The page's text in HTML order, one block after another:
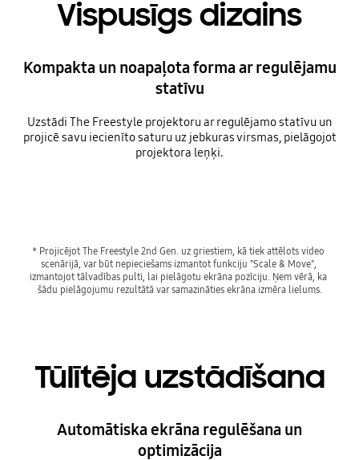
Vispusīgs dizains
Kompakta un noapaļota forma ar regulējamu
statīvu
Uzstādi The Freestyle projektoru ar regulējamo statīvu un
projicē savu iecienīto saturu uz jebkuras virsmas, pielāgojot
projektora leņķi.
* Projicējot The Freestyle 2nd Gen. uz griestiem, kā tiek attēlots video
scenārijā, var būt nepieciešams izmantot funkciju "Scale & Move",
izmantojot tālvadības pulti, lai pielāgotu ekrāna pozīciju. Ņem vērā, ka
Tūlītēja uzstādīšana
Automātiska ekrāna regulēšana un
optimizācija